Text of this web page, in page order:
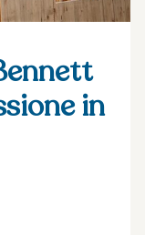
in